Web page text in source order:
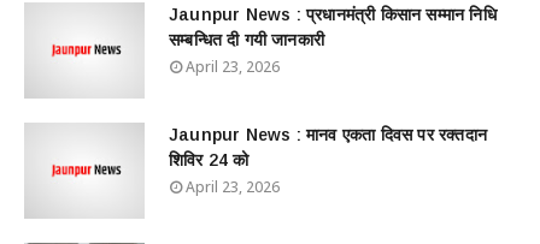
Jaunpur News : ​प्रधानमंत्री किसान सम्मान निधि
सम्बन्धित दी गयी जानकारी
April 23, 2026
Jaunpur News : ​मानव एकता दिवस पर रक्तदान
शिविर 24 को
April 23, 2026